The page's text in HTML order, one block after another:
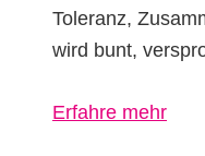
Toleranz,
wird bunt,
Erfahre mehrüber